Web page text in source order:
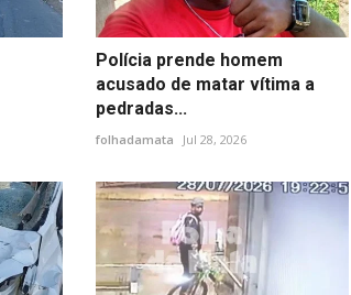
Polícia prende homem
acusado de matar vítima a
pedradas...
folhadamata Jul 28, 2026